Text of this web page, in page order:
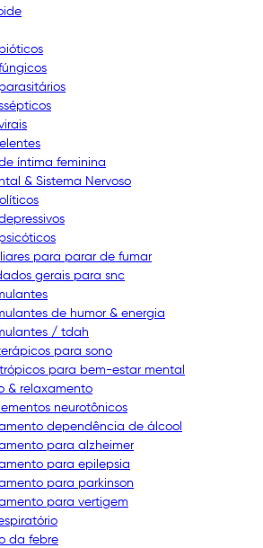
íntima feminina
& Sistema Nervoso
para parar de fumar
gerais para snc
de humor & energia
/ tdah
para sono
para bem-estar mental
& relaxamento
neurotônicos
dependência de álcool
para alzheimer
para epilepsia
para parkinson
para vertigem
da febre